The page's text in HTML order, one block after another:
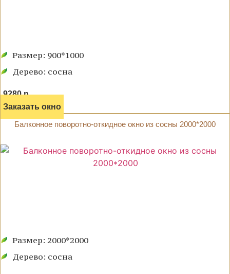
Размер: 900*1000
Дерево: сосна
9280 р.
Заказать окно
Балконное поворотно-откидное окно из сосны 2000*2000
Размер: 2000*2000
Дерево: сосна